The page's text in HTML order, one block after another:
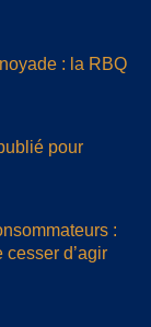
: la RBQ
pour
:
d’agir